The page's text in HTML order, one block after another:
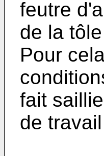
feutre
de la
Pour
fait
de